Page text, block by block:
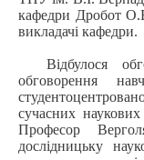
кафедри Дробот
викладачі кафедри.
Відбулося
обговорення
сучасних
Професор
дослідницьку